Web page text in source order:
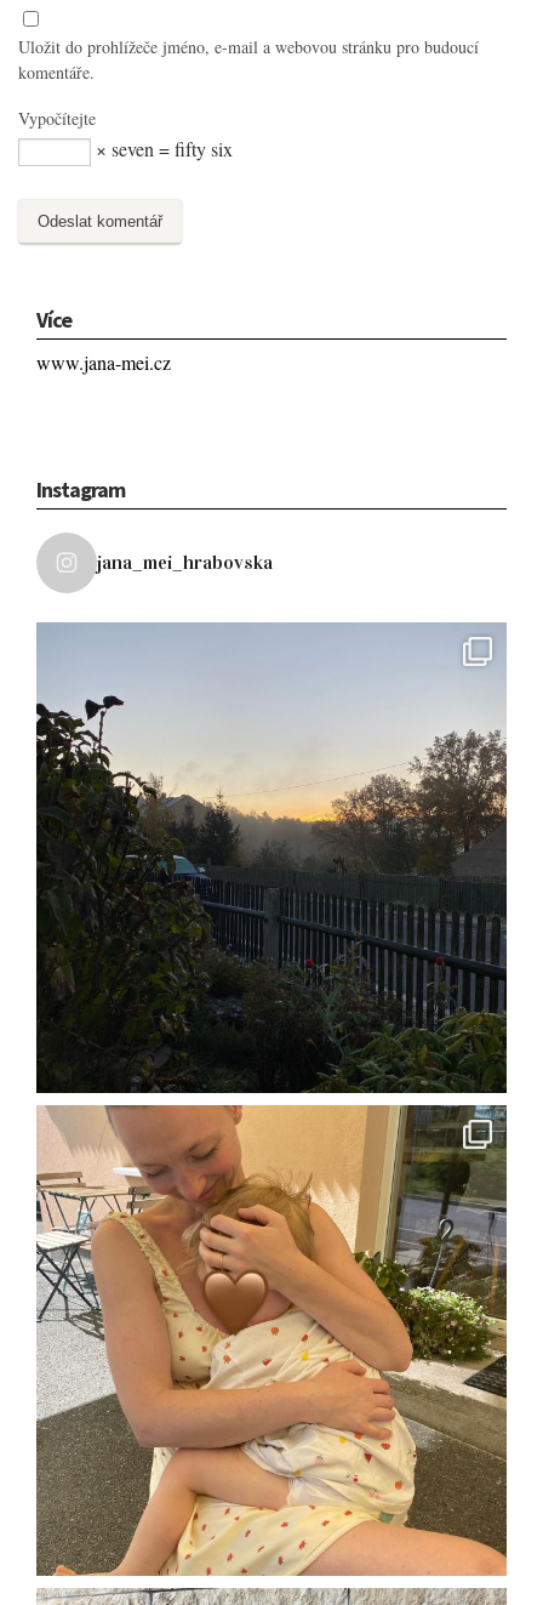
Uložit do prohlížeče jméno, e-mail a webovou stránku pro budoucí
komentáře.
Vypočítejte
× seven = fifty six
Více
www.jana-mei.cz
Instagram
jana_mei_hrabovska